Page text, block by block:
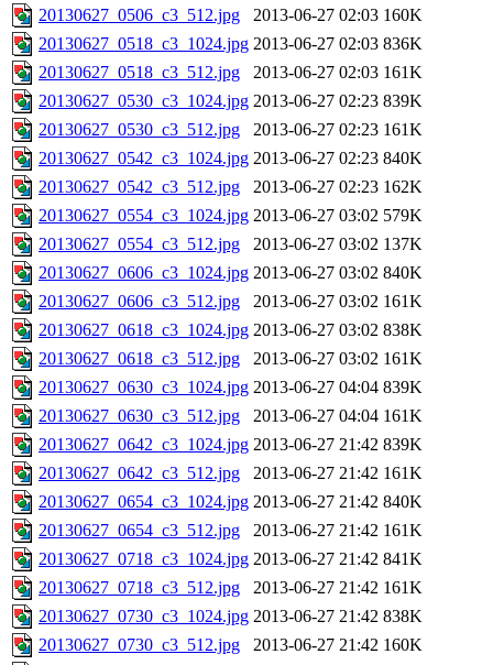
20130627_0506_c3_512.jpg
2013-06-27 02:03 160K
20130627_0518_c3_1024.jpg 2013-06-27 02:03 836K
20130627_0518_c3_512.jpg
2013-06-27 02:03 161K
20130627_0530_c3_1024.jpg 2013-06-27 02:23 839K
20130627_0530_c3_512.jpg
2013-06-27 02:23 161K
20130627_0542_c3_1024.jpg 2013-06-27 02:23 840K
20130627_0542_c3_512.jpg
2013-06-27 02:23 162K
20130627_0554_c3_1024.jpg 2013-06-27 03:02 579K
20130627_0554_c3_512.jpg
2013-06-27 03:02 137K
20130627_0606_c3_1024.jpg 2013-06-27 03:02 840K
20130627_0606_c3_512.jpg
2013-06-27 03:02 161K
20130627_0618_c3_1024.jpg 2013-06-27 03:02 838K
20130627_0618_c3_512.jpg
2013-06-27 03:02 161K
20130627_0630_c3_1024.jpg 2013-06-27 04:04 839K
20130627_0630_c3_512.jpg
2013-06-27 04:04 161K
20130627_0642_c3_1024.jpg 2013-06-27 21:42 839K
20130627_0642_c3_512.jpg
2013-06-27 21:42 161K
20130627_0654_c3_1024.jpg 2013-06-27 21:42 840K
20130627_0654_c3_512.jpg
2013-06-27 21:42 161K
20130627_0718_c3_1024.jpg 2013-06-27 21:42 841K
20130627_0718_c3_512.jpg
2013-06-27 21:42 161K
20130627_0730_c3_1024.jpg 2013-06-27 21:42 838K
20130627_0730_c3_512.jpg
2013-06-27 21:42 160K